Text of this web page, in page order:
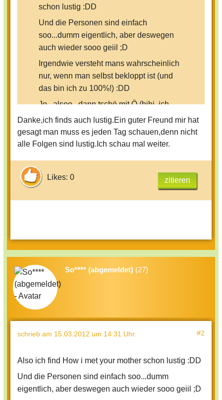
schon lustig :DD
Und die Personen sind einfach
soo...dumm eigentlich, aber deswegen
auch wieder sooo geiil ;D
Irgendwie versteht mans wahrscheinlich
nur, wenn man selbst bekloppt ist (und
das bin ich zu 100%!) :DD
Jo...alsoo...dann tschö mit Ö (hihi, ich
liebe das! ;))
Danke,ich finds auch lustig.Ein guter Freund mir hat
gesagt man muss es jeden Tag schauen,denn nicht
alle Folgen sind lustig.Ich schau mal weiter.
Likes: 0 zitieren
So**** (abgemeldet) (27)
schrieb am 15.03.2012 um 14:31 Uhr: #2
Also ich find How i met your mother schon lustig :DD
Und die Personen sind einfach soo...dumm
eigentlich, aber deswegen auch wieder sooo geiil ;D